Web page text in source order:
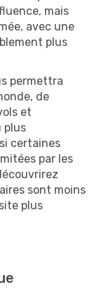
mais
avec une
plus
permettra
de
et
plus
certaines
par les
sont moins
plus